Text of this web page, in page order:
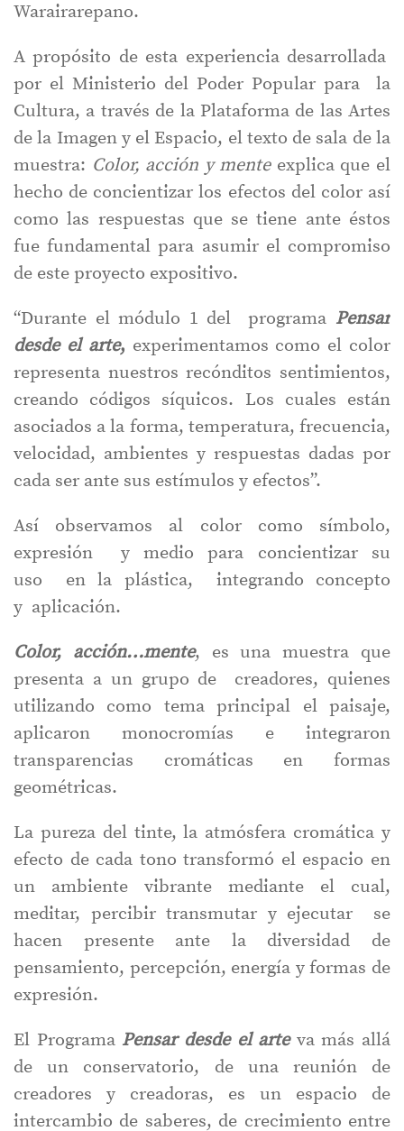
Warairarepano.
A propósito de esta experiencia desarrollada
por el Ministerio del Poder Popular para la
Cultura, a través de la Plataforma de las Artes
de la Imagen y el Espacio, el texto de sala de la
muestra: Color, acción y mente explica que el
hecho de concientizar los efectos del color así
como las respuestas que se tiene ante éstos
fue fundamental para asumir el compromiso
de este proyecto expositivo.
“Durante el módulo 1 del programa Pensar
desde el arte, experimentamos como el color
representa nuestros recónditos sentimientos,
creando códigos síquicos. Los cuales están
asociados a la forma, temperatura, frecuencia,
velocidad, ambientes y respuestas dadas por
cada ser ante sus estímulos y efectos”.
Así observamos al color como símbolo,
expresión y medio para concientizar su
uso en la plástica, integrando concepto
y aplicación.
Color, acción…mente, es una muestra que
presenta a un grupo de creadores, quienes
utilizando como tema principal el paisaje,
aplicaron monocromías e integraron
transparencias cromáticas en formas
geométricas.
La pureza del tinte, la atmósfera cromática y
efecto de cada tono transformó el espacio en
un ambiente vibrante mediante el cual,
meditar, percibir transmutar y ejecutar se
hacen presente ante la diversidad de
pensamiento, percepción, energía y formas de
expresión.
El Programa Pensar desde el arteva más allá
de un conservatorio, de una reunión de
creadores y creadoras, es un espacio de
intercambio de saberes, de crecimiento entre